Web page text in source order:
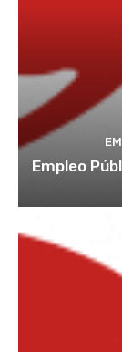
Empleo